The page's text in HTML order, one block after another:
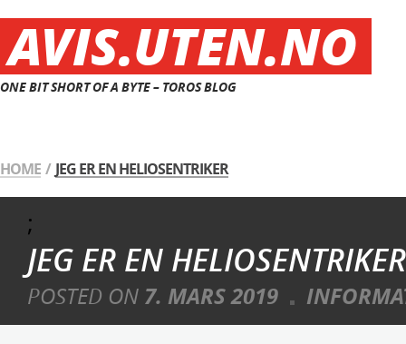
AVIS.UTEN.NO
ONE BIT SHORT OF A BYTE – TOROS BLOG
HOME / JEG ER EN HELIOSENTRIKER
;
JEG ER EN HELIOSENTRIKER
POSTED ON 7. MARS 2019